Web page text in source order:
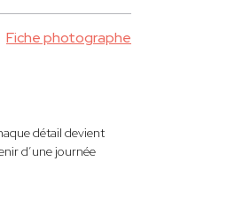
Fiche photographe
détail devient
d’une journée